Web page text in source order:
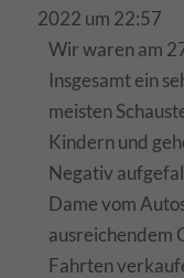
2022 um 22:57
Wir waren am
Insgesamt ein
meisten
Kindern und
Negativ
Dame vom
ausreichendem
Fahrten